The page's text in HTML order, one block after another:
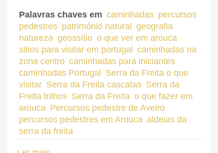
Palavras chaves em caminhadas percursos
pedestres património natural
geografia
natureza geossítio o que ver em arouca
sitios para visitar em portugal
caminhadas na
zona centro caminhadas para iniciantes
caminhadas Portugal
Serra da Freita o que
visitar Serra da Freita cascatas Serra da
Freita trilhos Serra da Freita o que fazer em
arouca Percursos pedestre de Aveiro
percursos pedestres em Arouca aldeias da
serra da freita